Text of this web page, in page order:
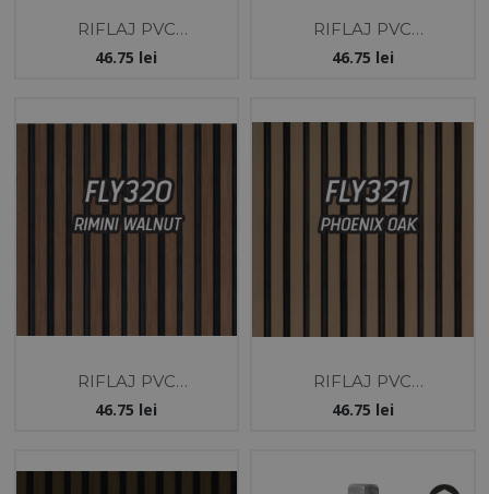
RIFLAJ PVC
12X121X2800 MM-TEC
46.75 lei
RIFLAJ PVC
12X121X2800 MM-
46.75 lei
RIFLAJ PVC
12X121X2800 MM-NUC
46.75 lei
RIFLAJ PVC
12X121X2800 MM-
46.75 lei